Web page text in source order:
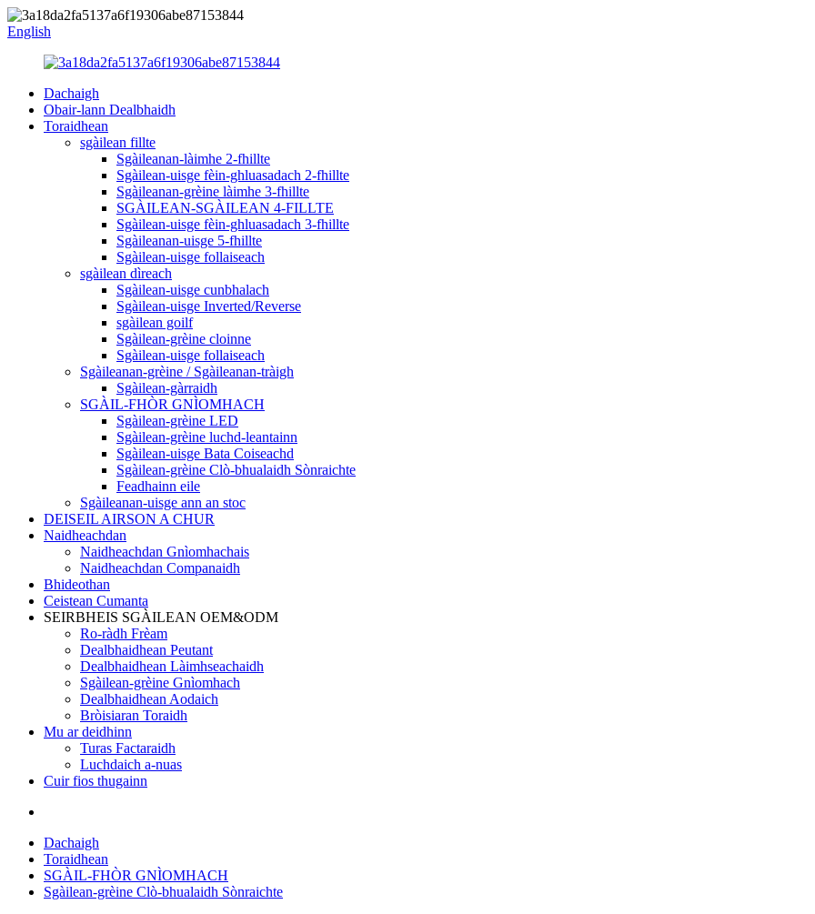
English
Dachaigh
Obair-lann Dealbhaidh
Toraidhean
sgàilean fillte
Sgàileanan-làimhe 2-fhillte
Sgàilean-uisge fèin-ghluasadach 2-fhillte
Sgàileanan-grèine làimhe 3-fhillte
SGÀILEAN-SGÀILEAN 4-FILLTE
Sgàilean-uisge fèin-ghluasadach 3-fhillte
Sgàileanan-uisge 5-fhillte
Sgàilean-uisge follaiseach
sgàilean dìreach
Sgàilean-uisge cunbhalach
Sgàilean-uisge Inverted/Reverse
sgàilean goilf
Sgàilean-grèine cloinne
Sgàilean-uisge follaiseach
Sgàileanan-grèine / Sgàileanan-tràigh
Sgàilean-gàrraidh
SGÀIL-FHÒR GNÌOMHACH
Sgàilean-grèine LED
Sgàilean-grèine luchd-leantainn
Sgàilean-uisge Bata Coiseachd
Sgàilean-grèine Clò-bhualaidh Sònraichte
Feadhainn eile
Sgàileanan-uisge ann an stoc
DEISEIL AIRSON A CHUR
Naidheachdan
Naidheachdan Gnìomhachais
Naidheachdan Companaidh
Bhideothan
Ceistean Cumanta
SEIRBHEIS SGÀILEAN OEM&ODM
Ro-ràdh Frèam
Dealbhaidhean Peutant
Dealbhaidhean Làimhseachaidh
Sgàilean-grèine Gnìomhach
Dealbhaidhean Aodaich
Bròisiaran Toraidh
Mu ar deidhinn
Turas Factaraidh
Luchdaich a-nuas
Cuir fios thugainn
Dachaigh
Toraidhean
SGÀIL-FHÒR GNÌOMHACH
Sgàilean-grèine Clò-bhualaidh Sònraichte